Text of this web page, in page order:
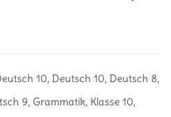
10, Deutsch 10, Deutsch 8,
9, Grammatik, Klasse 10,